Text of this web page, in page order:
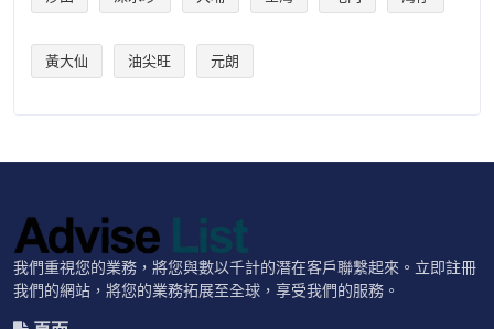
黃大仙 油尖旺 元朗
我們重視您的業務，將您與數以千計的潛在客戶聯繫起來。立即註冊
我們的網站，將您的業務拓展至全球，享受我們的服務。